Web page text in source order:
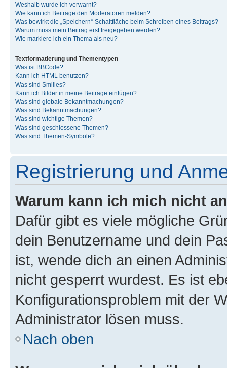
Weshalb wurde ich verwarnt?
Wie kann ich Beiträge den Moderatoren melden?
Was bewirkt die „Speichern“-Schaltfläche beim Schreiben eines Beitrags?
Warum muss mein Beitrag erst freigegeben werden?
Wie markiere ich ein Thema als neu?
Textformatierung und Thementypen
Was ist BBCode?
Kann ich HTML benutzen?
Was sind Smilies?
Kann ich Bilder in meine Beiträge einfügen?
Was sind globale Bekanntmachungen?
Was sind Bekanntmachungen?
Was sind wichtige Themen?
Was sind geschlossene Themen?
Was sind Themen-Symbole?
Registrierung und
Warum kann ich mich nicht
Dafür gibt es viele mögliche
dein Benutzername und dein
ist, wende dich an einen
nicht gesperrt wurdest. Es ist
Konfigurationsproblem mit der
Administrator lösen muss.
Nach oben